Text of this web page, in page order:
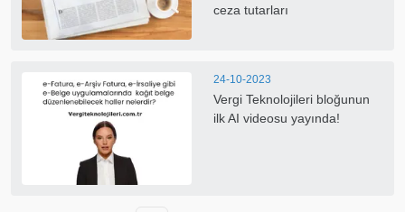
ceza tutarları
24-10-2023
Vergi Teknolojileri bloğunun
ilk AI videosu yayında!